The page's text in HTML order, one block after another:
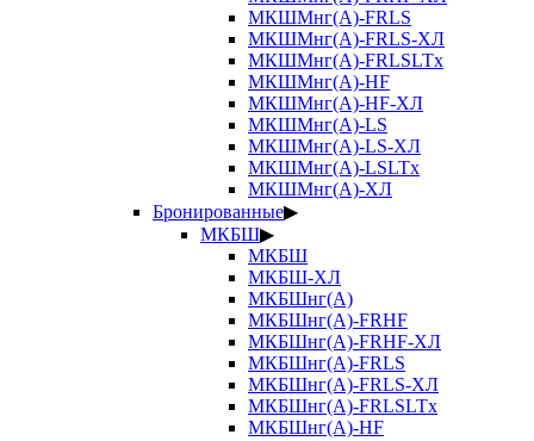
МКШМнг(А)-FRLS
МКШМнг(А)-FRLS-ХЛ
МКШМнг(А)-FRLSLTx
МКШМнг(А)-HF
МКШМнг(А)-HF-ХЛ
МКШМнг(А)-LS
МКШМнг(А)-LS-ХЛ
МКШМнг(А)-LSLTx
МКШМнг(А)-ХЛ
Бронированные▶
МКБШ▶
МКБШ
МКБШ-ХЛ
МКБШнг(А)
МКБШнг(А)-FRHF
МКБШнг(А)-FRHF-ХЛ
МКБШнг(А)-FRLS
МКБШнг(А)-FRLS-ХЛ
МКБШнг(А)-FRLSLTx
МКБШнг(А)-HF